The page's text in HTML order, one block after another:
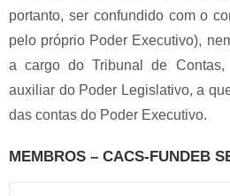
portanto, ser confundido com o
pelo próprio Poder Executivo),
a cargo do Tribunal de
auxiliar do Poder Legislativo, a
das contas do Poder Executivo.
MEMBROS – CACS-FUNDEB